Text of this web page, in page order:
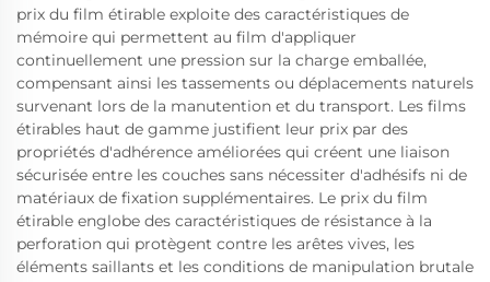
prix du film étirable exploite des caractéristiques de
mémoire qui permettent au film d'appliquer
continuellement une pression sur la charge emballée,
compensant ainsi les tassements ou déplacements naturels
survenant lors de la manutention et du transport. Les films
étirables haut de gamme justifient leur prix par des
propriétés d'adhérence améliorées qui créent une liaison
sécurisée entre les couches sans nécessiter d'adhésifs ni de
matériaux de fixation supplémentaires. Le prix du film
étirable englobe des caractéristiques de résistance à la
perforation qui protègent contre les arêtes vives, les
éléments saillants et les conditions de manipulation brutale